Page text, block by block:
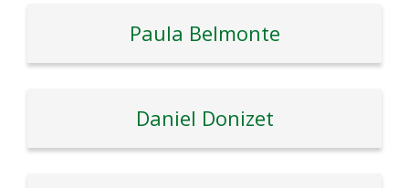
Paula Belmonte
Daniel Donizet